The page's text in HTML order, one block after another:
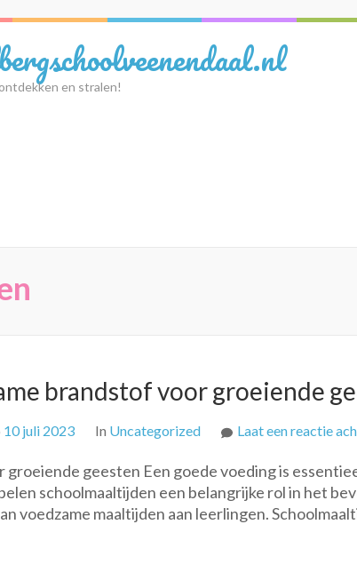
en stralen!
brandstof voor groeiende
10 juli 2023 In Uncategorized Laat een reactie
geesten Een goede voeding is
schoolmaaltijden een belangrijke rol in het
voedzame maaltijden aan leerlingen.